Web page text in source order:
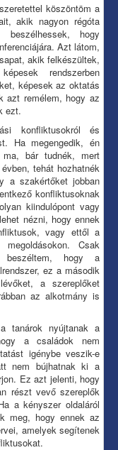
köszöntöm a
akik nagyon régóta
hogy
Azt látom,
akik felkészültek,
rendszerben
képesek az oktatás
azt remélem, hogy az
ezt.
konfliktusokról és
Ha megengedik, én
ma, bár tudnék, mert
tehát hozhatnék
a szakértőket jobban
konfliktusoknak
kiindulópont vagy
nézni, hogy ennek
vagy ettől a
Csak
beszéltem, hogy a
ez a második
a szereplőket
az alkotmány is
tanárok nyújtanak a
a családok nem
igénybe veszik-e
nem bújhatnak ki a
Ez azt jelenti, hogy
részt vevő szereplők
a kényszer oldaláról
meg, hogy ennek az
amelyek segítenek